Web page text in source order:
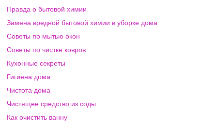
Правда о бытовой химии
Замена вредной бытовой химии в уборке дома
Советы по мытью окон
Советы по чистке ковров
Кухонные секреты
Гигиена дома
Чистота дома
Чистящее средство из соды
Как очистить ванну